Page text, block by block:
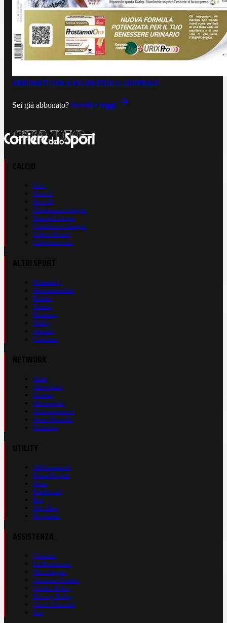
ABBONATI ORA A €0,99LEGGI IL GIORNALE
Sei già abbonato?Accedi e leggi
Live
Serie A
Serie B
Champions League
Europa League
Conference League
Calcio Estero
Calciomercato
Formula 1
Motomondiale
Basket
Tennis
Running
Volley
eSports
Ciclismo
Auto
Autosprint
Inmoto
Motosprint
Guerinsportivo
Sport Network
Fantacup
Abbonamenti
Prima Pagina
Store
Pubblicità
Rss
Site Map
Registrati
Contatti
La Redazione
Nota Legale
Gestione Cookie
Cookie Policy
Privacy Policy
Cond. Generali
Faq